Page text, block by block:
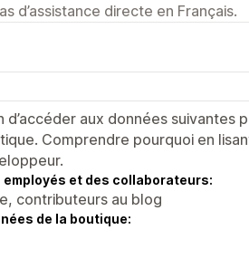
d’assistance directe en Français.
aux données suivantes
Comprendre pourquoi en
et des collaborateurs:
contributeurs au blog
de la boutique: